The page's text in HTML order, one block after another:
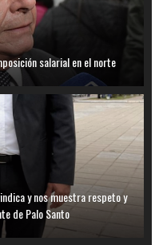
salarial en el norte
y nos muestra respeto y
de Palo Santo